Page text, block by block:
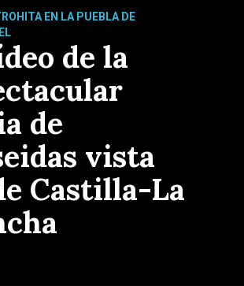
EN LA PUEBLA DE
de la
de
vista
Castilla-La